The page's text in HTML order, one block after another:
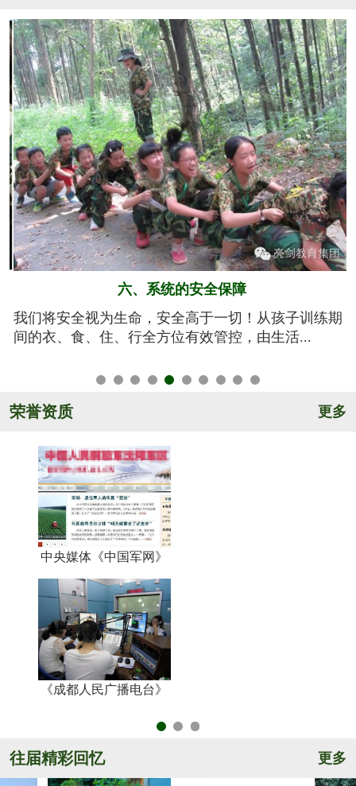
五、规范的军训基地
亮剑军事夏令营的训练基地训练设施设备齐全，军事
氛围浓厚，后勤保障完善，管理规范安全，纪...
荣誉资质 更多
中央媒体《中国军网》
《成都人民广播电台》
往届精彩回忆 更多